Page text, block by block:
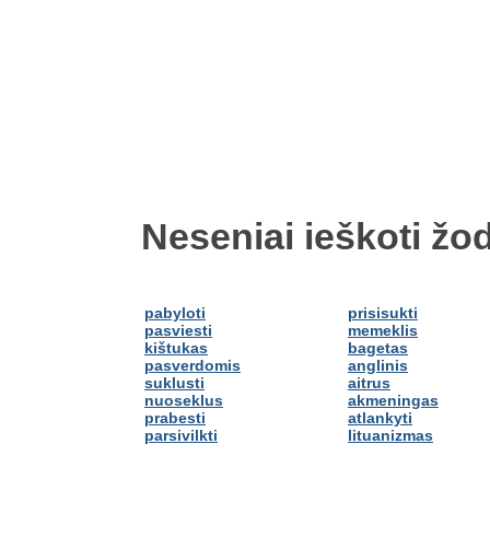
Neseniai ieškoti
pabyloti
pasviesti
kištukas
pasverdomis
suklusti
nuoseklus
prabesti
parsivilkti
prisisukti
memeklis
bagetas
anglinis
aitrus
akmeningas
atlankyti
lituanizmas